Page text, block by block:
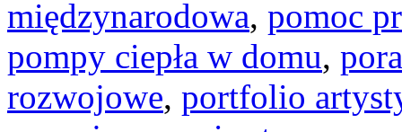
międzynarodowa, pomoc
pompy ciepła w domu,
rozwojowe, portfolio